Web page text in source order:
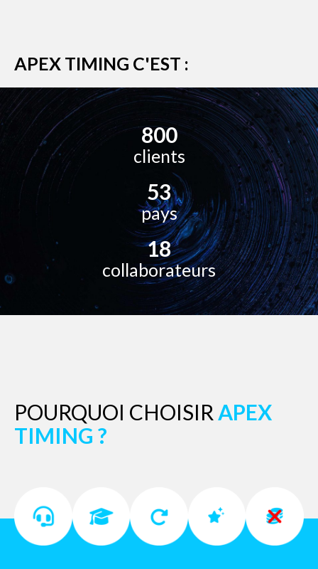
APEX TIMING C'EST :
800
clients
53
pays
18
collaborateurs
POURQUOI CHOISIR APEX
TIMING ?